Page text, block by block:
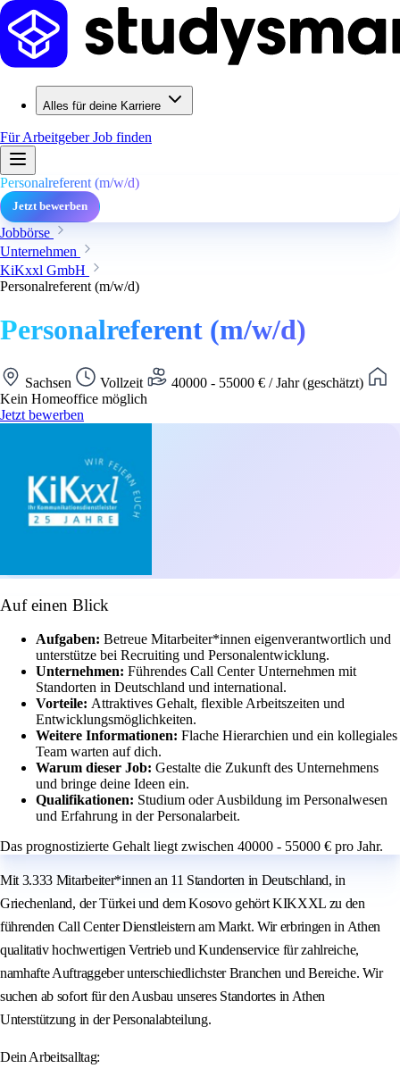
Alles für deine Karriere
Für ArbeitgeberJob finden
Personalreferent (m/w/d)
Jetzt bewerben
Jobbörse
Unternehmen
KiKxxl GmbH
Personalreferent (m/w/d)
Personalreferent (m/w/d)
Sachsen Vollzeit
40000 - 55000 € / Jahr (geschätzt)
Kein Homeoffice möglich
Jetzt bewerben
Auf einen Blick
Aufgaben: Betreue Mitarbeiter*innen eigenverantwortlich und
unterstütze bei Recruiting und Personalentwicklung.
Unternehmen: Führendes Call Center Unternehmen mit
Standorten in Deutschland und international.
Vorteile: Attraktives Gehalt, flexible Arbeitszeiten und
Entwicklungsmöglichkeiten.
Weitere Informationen: Flache Hierarchien und ein kollegiales
Team warten auf dich.
Warum dieser Job: Gestalte die Zukunft des Unternehmens
und bringe deine Ideen ein.
Qualifikationen: Studium oder Ausbildung im Personalwesen
und Erfahrung in der Personalarbeit.
Das prognostizierte Gehalt liegt zwischen 40000 - 55000 € pro Jahr.
Mit 3.333 Mitarbeiter*innen an 11 Standorten in Deutschland, in
Griechenland, der Türkei und dem Kosovo gehört KIKXXL zu den
führenden Call Center Dienstleistern am Markt. Wir erbringen in Athen
qualitativ hochwertigen Vertrieb und Kundenservice für zahlreiche,
namhafte Auftraggeber unterschiedlichster Branchen und Bereiche. Wir
suchen ab sofort für den Ausbau unseres Standortes in Athen
Unterstützung in der Personalabteilung.
Dein Arbeitsalltag: